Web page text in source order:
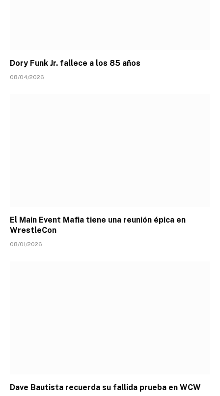
Dory Funk Jr. fallece a los 85 años
08/04/2026
El Main Event Mafia tiene una reunión épica en
WrestleCon
08/01/2026
Dave Bautista recuerda su fallida prueba en WCW